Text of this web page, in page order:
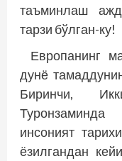
таъминлаш
тарзи бўлган-ку!
Европанинг
дунё
Биринчи,
инсоният
ёзилгандан